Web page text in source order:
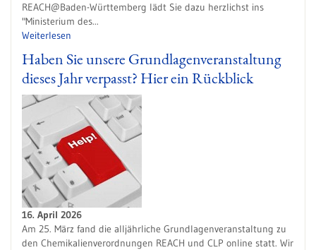
REACH@Baden-Württemberg lädt Sie dazu herzlichst ins
"Ministerium des...
Weiterlesen
Haben Sie unsere Grundlagenveranstaltung
dieses Jahr verpasst? Hier ein Rückblick
16. April 2026
Am 25. März fand die alljährliche Grundlagenveranstaltung zu
den Chemikalienverordnungen REACH und CLP online statt. Wir